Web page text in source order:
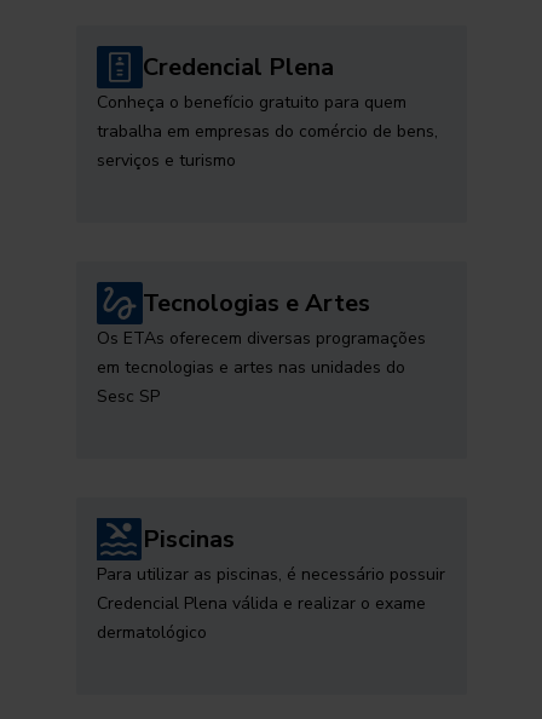
Credencial Plena
Conheça o benefício gratuito para quem
trabalha em empresas do comércio de bens,
serviços e turismo
Tecnologias e Artes
Os ETAs oferecem diversas programações
em tecnologias e artes nas unidades do
Sesc SP
Piscinas
Para utilizar as piscinas, é necessário possuir
Credencial Plena válida e realizar o exame
dermatológico